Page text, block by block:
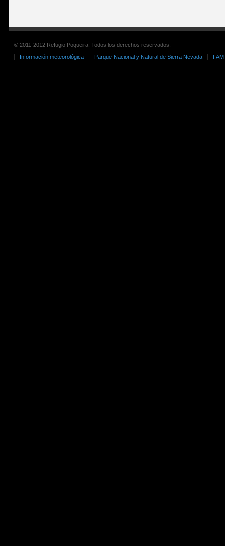
© 2011-2012 Refugio Poqueira. Todos los derechos reservados.
Información meteorológica
Parque Nacional y Natural de Sierra Nevada FAM